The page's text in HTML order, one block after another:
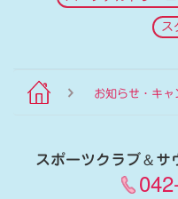
ス
お知らせ・キャ
スポーツクラブ＆サ